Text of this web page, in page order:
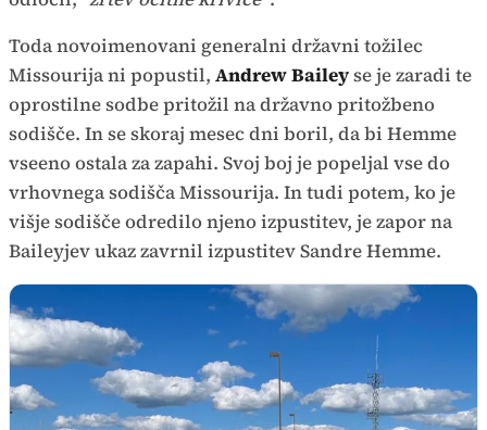
Toda novoimenovani generalni državni tožilec
Missourija ni popustil, Andrew Baileyse je zaradi te
oprostilne sodbe pritožil na državno pritožbeno
sodišče. In se skoraj mesec dni boril, da bi Hemme
vseeno ostala za zapahi. Svoj boj je popeljal vse do
vrhovnega sodišča Missourija. In tudi potem, ko je
višje sodišče odredilo njeno izpustitev, je zapor na
Baileyjev ukaz zavrnil izpustitev Sandre Hemme.